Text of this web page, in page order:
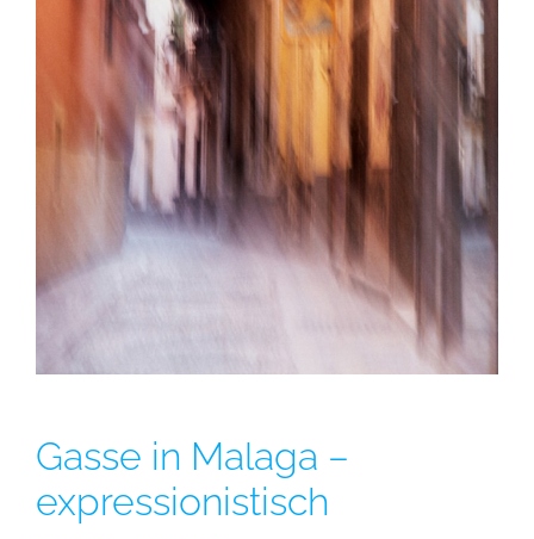
Gasse in Malaga –
expressionistisch